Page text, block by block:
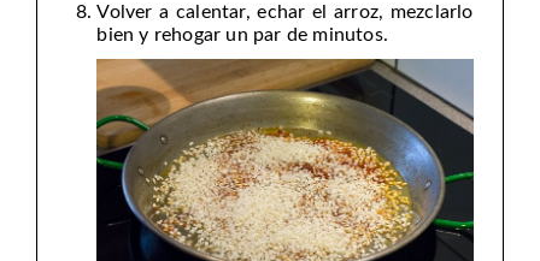
Volver a calentar, echar el arroz, mezclarlo
bien y rehogar un par de minutos.